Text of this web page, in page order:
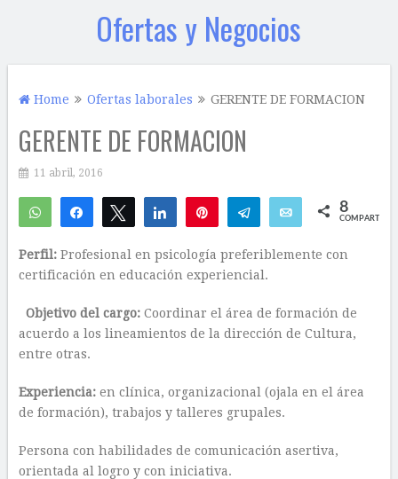
Ofertas y Negocios
Home Ofertas laborales GERENTE DE FORMACION
GERENTE DE FORMACION
11 abril, 2016
WhatsAppCompartirTwittear Compartir Telegram Email 8
COMPARTIR
Perfil:Profesional en psicología preferiblemente con
certificación en educación experiencial.
Objetivo del cargo:Coordinar el área de formación de
acuerdo a los lineamientos de la dirección de Cultura,
entre otras.
Experiencia:en clínica, organizacional (ojala en el área
de formación), trabajos y talleres grupales.
Persona con habilidades de comunicación asertiva,
orientada al logro y con iniciativa.